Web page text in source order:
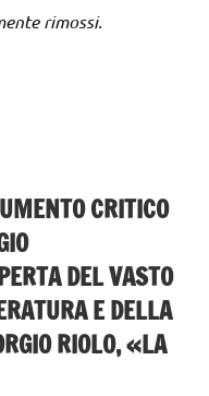
rimossi.
CRITICO
DEL VASTO
E DELLA
RIOLO, «LA